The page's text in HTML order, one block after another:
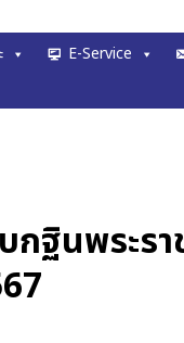
E-Service
กฐินพระร